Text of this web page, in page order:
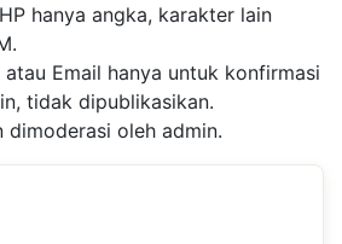
hanya angka, karakter lain
atau Email hanya untuk konfirmasi
tidak dipublikasikan.
dimoderasi oleh admin.